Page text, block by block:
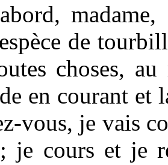
de
choses,
en courant et
vous, je vais
je cours et je